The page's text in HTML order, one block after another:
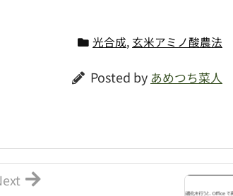
光合成, 玄米アミノ酸農法
Posted by あめつち菜人